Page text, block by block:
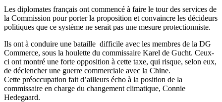
Les diplomates français ont commencé à faire le tour des services de
la Commission pour porter la proposition et convaincre les décideurs
politiques que ce système ne serait pas une mesure protectionniste.
Ils ont à conduire une bataille difficile avec les membres de la DG
Commerce, sous la houlette du commissaire Karel de Gucht. Ceux-
ci ont montré une forte opposition à cette taxe, qui risque, selon eux,
de déclencher une guerre commerciale avec la Chine.
Cette préoccupation fait d’ailleurs écho à la position de la
commissaire en charge du changement climatique, Connie
Hedegaard.